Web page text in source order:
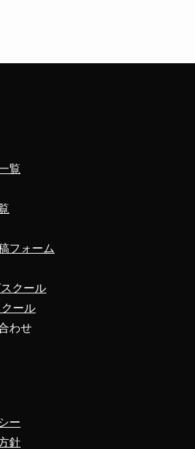
覧
フォーム
クール
ール
わせ
ー
針